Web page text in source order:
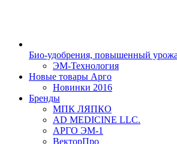
Био-удобрения, повышенный
ЭМ-Технология
Новые товары Арго
Новинки 2016
Бренды
МПК ЛЯПКО
AD MEDICINE LLC.
АРГО ЭМ-1
ВекторПро